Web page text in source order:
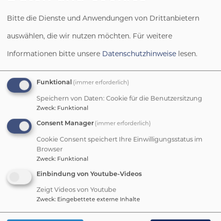
Rundgang durch unser Kinderhaus
Externe Videos (Youtube) anzeigen?
Datenschutzeinstellungen verwalten
Bitte die Dienste und Anwendungen von Drittanbietern
auswählen, die wir nutzen möchten. Für weitere
Informationen bitte unsere Datenschutzhinweise lesen.
Funktional (immer erforderlich)
Speichern von Daten: Cookie für die Benutzersitzung
Zweck: Funktional
Consent Manager (immer erforderlich)
Cookie Consent speichert Ihre Einwilligungsstatus im
Browser
Zweck: Funktional
Einbindung von Youtube-Videos
Zeigt Videos von Youtube
Zweck: Eingebettete externe Inhalte